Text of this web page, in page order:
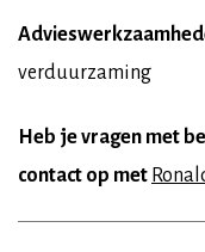
verduurzaming
Heb je vragen met
contact op met